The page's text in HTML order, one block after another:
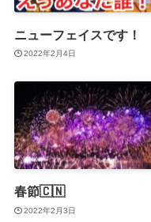
ニューフェイスです！
2022年2月4日
春節🇨🇳
2022年2月3日